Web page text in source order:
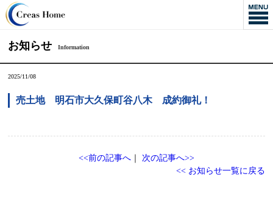
お知らせ Information
2025/11/08
売土地 明石市大久保町谷八木 成約御礼！
<<前の記事へ
次の記事へ>>
<< お知らせ一覧に戻る